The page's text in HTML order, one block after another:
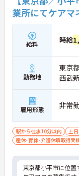
業所にてケアマ
給料 時給
勤務地
東京
西武
雇用形態 非常
駅から徒歩10分以内 土
産休･育休･介護休暇取得実
東京都小平市に位